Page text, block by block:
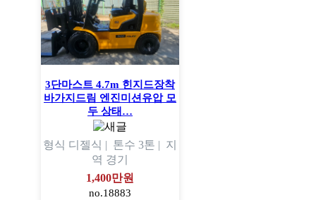
3단마스트 4.7m 힌지드장착
바가지드림 엔진미션유압 모
두 상태…
형식 디젤식 | 톤수 3톤 | 지
역 경기
1,400만원
no.18883